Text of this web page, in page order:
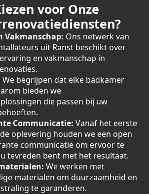
voor Onze
Vakmanschap: Ons netwerk van
uit Ranst beschikt over
en vakmanschap in
We begrijpen dat elke badkamer
bieden we
die passen bij uw
Communicatie: Vanaf het eerste
oplevering houden we een open
communicatie om ervoor te
tevreden bent met het resultaat.
We werken met
materialen om duurzaamheid en
te garanderen.